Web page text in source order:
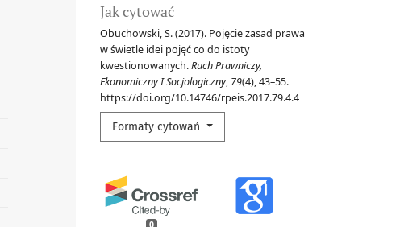
Jak cytować
Obuchowski, S. (2017). Pojęcie zasad prawa
w świetle idei pojęć co do istoty
kwestionowanych.Ruch Prawniczy,
Ekonomiczny I Socjologiczny, 79(4), 43–55.
https://doi.org/10.14746/rpeis.2017.79.4.4
Formaty cytowań
0